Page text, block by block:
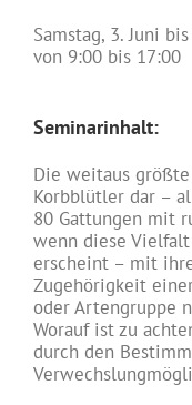
Samstag, 3. Juni
von 9:00 bis 17:00
Seminarinhalt:
Die weitaus
Korbblütler dar –
80 Gattungen mit
wenn diese
erscheint – mit
Zugehörigkeit
oder Artengruppe
Worauf ist zu
durch den